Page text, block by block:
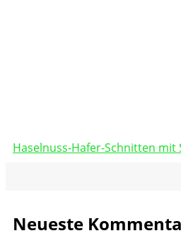
Haselnuss-Hafer-Schnitten mit
Neueste